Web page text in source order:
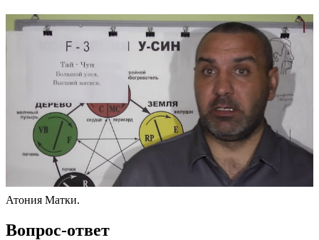
Атония Матки.
Вопрос-ответ